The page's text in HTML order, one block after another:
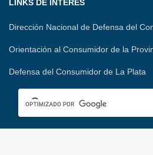
LINKS DE INTERÉS
Dirección Nacional de Defensa del
Orientación al Consumidor de la
Defensa del Consumidor de La Plata